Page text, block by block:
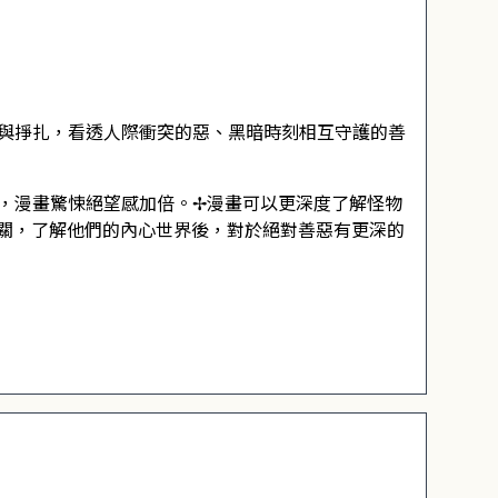
扎，看透人際衝突的惡、黑暗時刻相互守護的善
漫畫驚悚絕望感加倍。✢漫畫可以更深度了解怪物
了解他們的內心世界後，對於絕對善惡有更深的